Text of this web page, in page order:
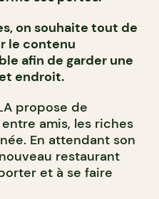
on souhaite tout de
le contenu
afin de garder une
endroit.
propose de
amis, les riches
En attendant son
restaurant
et à se faire